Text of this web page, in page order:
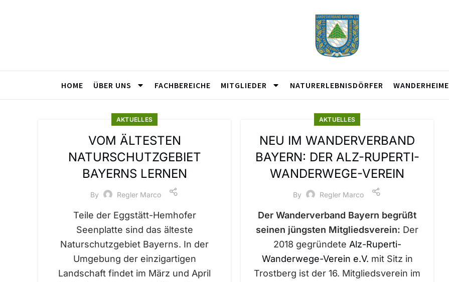
HOME ÜBER UNS FACHBEREICHE MITGLIEDER NATURERLEBNISDÖRFER WANDERHEIME
AKTUELLES
VOM ÄLTESTEN
NATURSCHUTZGEBIET
BAYERNS LERNEN
By Regler Marco
Teile der Eggstätt-Hemhofer
Seenplatte sind das älteste
Naturschutzgebiet Bayerns. In der
Umgebung der einzigartigen
Landschaft findet im März und April
AKTUELLES
NEU IM WANDERVERBAND
BAYERN: DER ALZ-RUPERTI-
WANDERWEGE-VEREIN
By Regler Marco
Der Wanderverband Bayern begrüßt
seinen jüngsten Mitgliedsverein: Der
2018 gegründete Alz-Ruperti-
Wanderwege-Verein e.V. mit Sitz in
Trostberg ist der 16. Mitgliedsverein im